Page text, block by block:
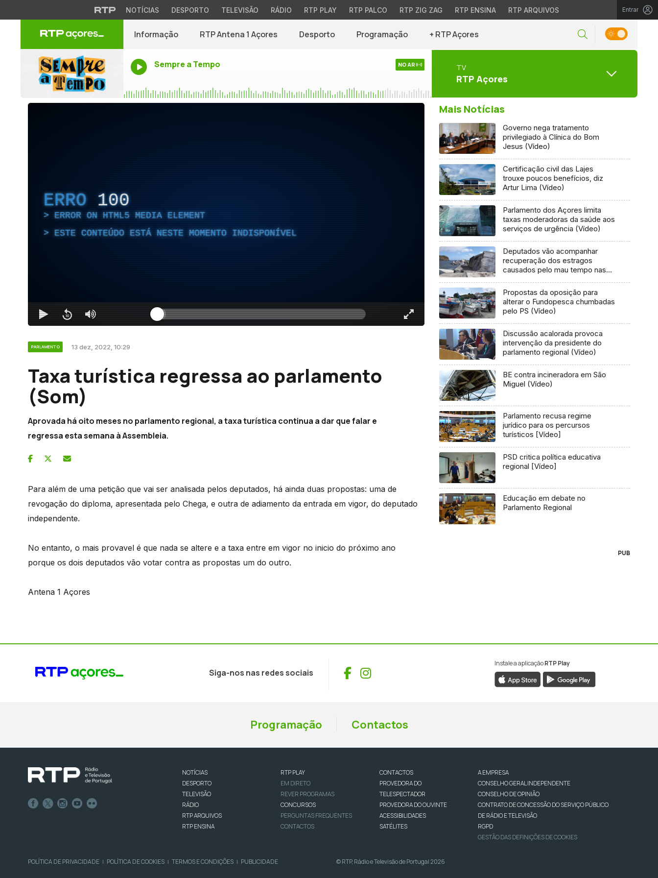
NOTÍCIAS DESPORTO TELEVISÃO RÁDIO RTP PLAY RTP PALCO RTP ZIG ZAG RTP ENSINA RTP ARQUIVOS Entrar
Informação RTP Antena 1 Açores Desporto Programação + RTP Açores
Sempre a Tempo NO AR TV
RTP Açores
ERRO 100
ERROR ON HTML5 MEDIA ELEMENT
ESTE CONTEÚDO ESTÁ NESTE MOMENTO INDISPONÍVEL
PARLAMENTO 13 dez, 2022, 10:29
Taxa turística regressa ao parlamento
(Som)
Aprovada há oito meses no parlamento regional, a taxa turística continua a dar que falar e
regressa esta semana à Assembleia.
Para além de uma petição que vai ser analisada pelos deputados, há ainda duas propostas: uma de
revogação do diploma, apresentada pelo Chega, e outra de adiamento da entrada em vigor, do deputado
independente.
No entanto, o mais provavel é que nada se altere e a taxa entre em vigor no inicio do próximo ano
porque os dois deputados vão votar contra as propostas um do outro.
Antena 1 Açores
Mais Notícias
Governo nega tratamento
privilegiado à Clínica do Bom
Jesus (Vídeo)
Certificação civil das Lajes
trouxe poucos benefícios, diz
Artur Lima (Vídeo)
Parlamento dos Açores limita
taxas moderadoras da saúde aos
serviços de urgência (Vídeo)
Deputados vão acompanhar
recuperação dos estragos
causados pelo mau tempo nas
Propostas da oposição para
alterar o Fundopesca chumbadas
pelo PS (Vídeo)
Discussão acalorada provoca
intervenção da presidente do
parlamento regional (Vídeo)
BE contra incineradora em São
Miguel (Vídeo)
Parlamento recusa regime
jurídico para os percursos
turísticos [Vídeo]
PSD critica política educativa
regional [Vídeo]
Educação em debate no
Parlamento Regional
PUB
Siga-nos nas redes sociais Facebook
Instagram
Instale a aplicaçãoRTP Play
Programação Contactos
NOTÍCIAS
DESPORTO
TELEVISÃO
RÁDIO
RTP ARQUIVOS
RTP ENSINA
RTP PLAY
EM DIRETO
REVER PROGRAMAS
CONCURSOS
PERGUNTAS FREQUENTES
CONTACTOS
CONTACTOS
PROVEDORA DO
TELESPECTADOR
PROVEDORA DO OUVINTE
ACESSIBILIDADES
SATÉLITES
A EMPRESA
CONSELHO GERAL INDEPENDENTE
CONSELHO DE OPINIÃO
CONTRATO DE CONCESSÃO DO SERVIÇO PÚBLICO
DE RÁDIO E TELEVISÃO
RGPD
GESTÃO DAS DEFINIÇÕES DE COOKIES
POLÍTICA DE PRIVACIDADE | POLÍTICA DE COOKIES | TERMOS E CONDIÇÕES | PUBLICIDADE © RTP, Rádio e Televisão de Portugal 2026